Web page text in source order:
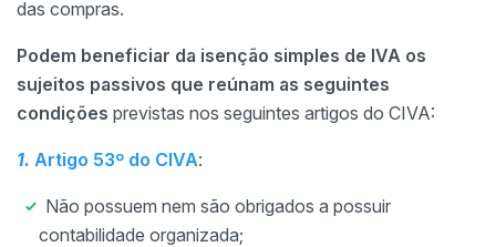
das compras.
Podem beneficiar da isenção simples de IVA os
sujeitos passivos que reúnam as seguintes
condições previstas nos seguintes artigos do CIVA:
1. Artigo 53º do CIVA:
Não possuem nem são obrigados a possuir
contabilidade organizada;